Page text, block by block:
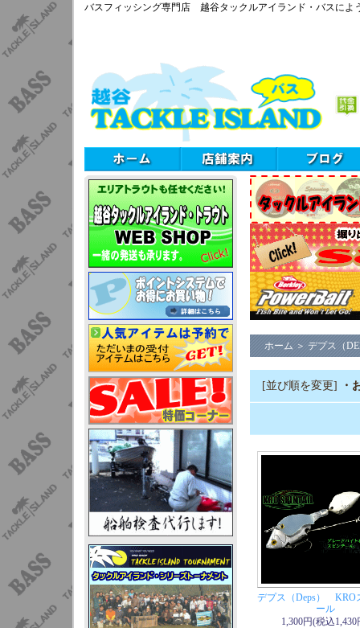
バスフィッシング専門店 越谷タックルアイランド・バスによ
ホーム ＞ デプス（
[並び順を変更] ・
デプス（Deps） KRO
ール
1,300円(税込1,430